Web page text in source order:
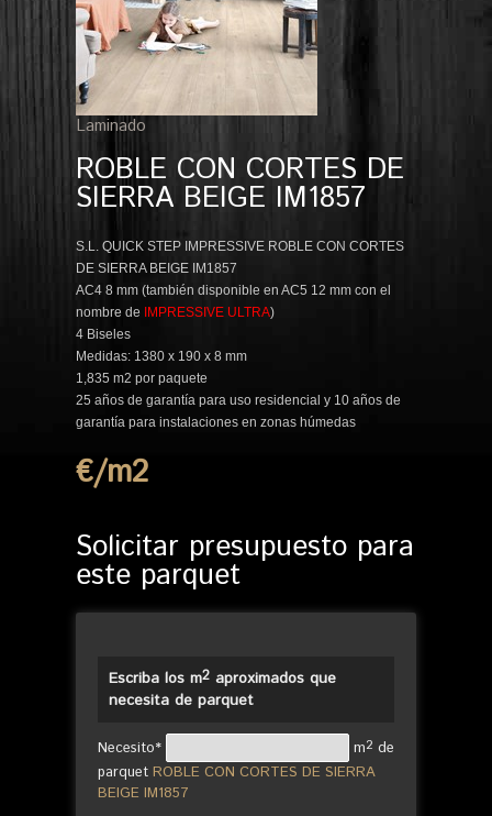
Laminado
ROBLE CON CORTES DE
SIERRA BEIGE IM1857
S.L. QUICK STEP IMPRESSIVE ROBLE CON CORTES
DE SIERRA BEIGE IM1857
AC4 8 mm (también disponible en AC5 12 mm con el
nombre de
IMPRESSIVE ULTRA)
4 Biseles
Medidas: 1380 x 190 x 8 mm
1,835 m2 por paquete
25 años de garantía para uso residencial y 10 años de
garantía para instalaciones en zonas húmedas
€/m2
Solicitar presupuesto para
este parquet
Escriba los m2 aproximados que
necesita de parquet
Necesito* m2 de
parquet ROBLE CON CORTES DE SIERRA
BEIGE IM1857